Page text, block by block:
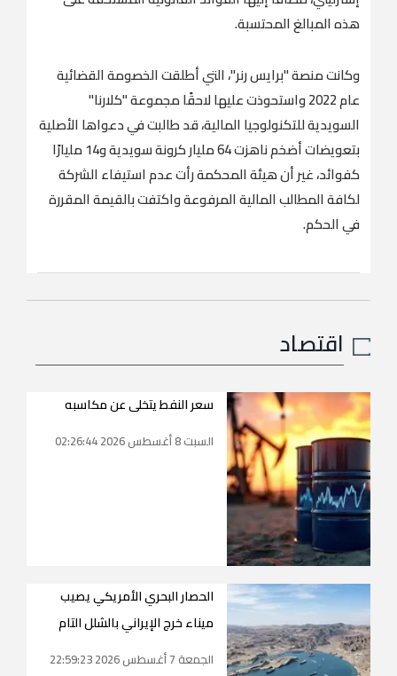
هذه المبالغ المحتسبة.
وكانت منصة "برايس رنر"، التي أطلقت الخصومة القضائية
عام 2022 واستحوذت عليها لاحقًا مجموعة "كلارنا"
السويدية للتكنولوجيا المالية، قد طالبت في دعواها الأصلية
بتعويضات أضخم ناهزت 64 مليار كرونة سويدية و14 مليارًا
كفوائد، غير أن هيئة المحكمة رأت عدم استيفاء الشركة
لكافة المطالب المالية المرفوعة واكتفت بالقيمة المقررة
في الحكم.
اقتصاد
سعر النفط يتخلى عن مكاسبه
السبت 8 أغسطس 2026 02:26:44
الحصار البحري الأمريكي يصيب
ميناء خرج الإيراني بالشلل التام
الجمعة 7 أغسطس 2026 22:59:23